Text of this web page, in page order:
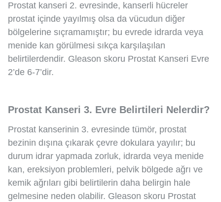
Prostat kanseri 2. evresinde, kanserli hücreler
prostat içinde yayılmış olsa da vücudun diğer
bölgelerine sıçramamıştır; bu evrede idrarda veya
menide kan görülmesi sıkça karşılaşılan
belirtilerdendir. Gleason skoru Prostat Kanseri Evre
2’de 6-7’dir.
Prostat Kanseri 3. Evre Belirtileri Nelerdir?
Prostat kanserinin 3. evresinde tümör, prostat
bezinin dışına çıkarak çevre dokulara yayılır; bu
durum idrar yapmada zorluk, idrarda veya menide
kan, ereksiyon problemleri, pelvik bölgede ağrı ve
kemik ağrıları gibi belirtilerin daha belirgin hale
gelmesine neden olabilir. Gleason skoru Prostat